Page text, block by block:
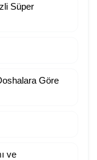
Süper
Göre
ve